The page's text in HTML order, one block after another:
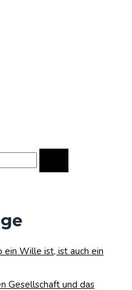
ein Wille ist, ist auch ein
Gesellschaft und das